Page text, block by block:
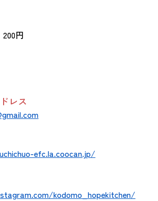
円
レス
efc.la.coocan.jp/
kodomo_hopekitchen/